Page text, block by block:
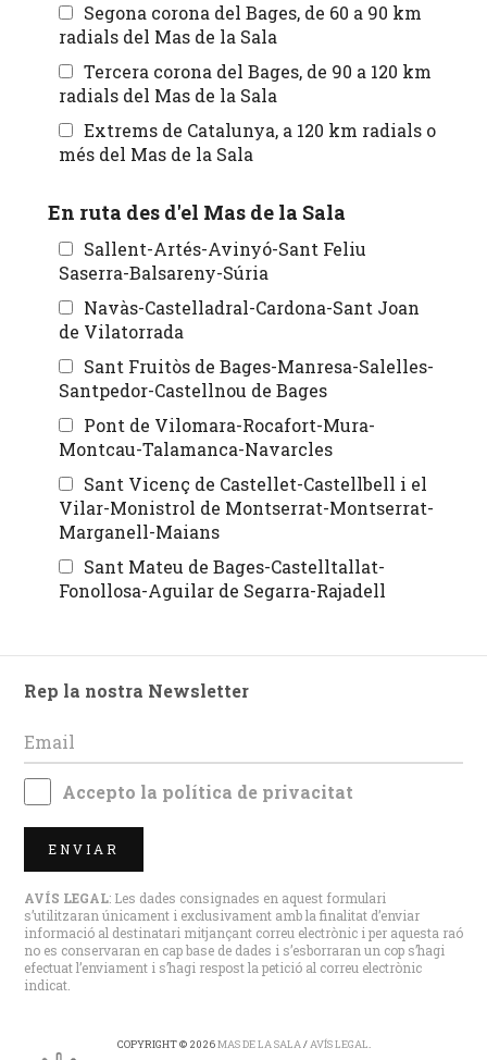
Segona corona del Bages, de 60 a 90 km
radials del Mas de la Sala
Tercera corona del Bages, de 90 a 120 km
radials del Mas de la Sala
Extrems de Catalunya, a 120 km radials o
més del Mas de la Sala
En ruta des d'el Mas de la Sala
Sallent-Artés-Avinyó-Sant Feliu
Saserra-Balsareny-Súria
Navàs-Castelladral-Cardona-Sant Joan
de Vilatorrada
Sant Fruitòs de Bages-Manresa-Salelles-
Santpedor-Castellnou de Bages
Pont de Vilomara-Rocafort-Mura-
Montcau-Talamanca-Navarcles
Sant Vicenç de Castellet-Castellbell i el
Vilar-Monistrol de Montserrat-Montserrat-
Marganell-Maians
Sant Mateu de Bages-Castelltallat-
Fonollosa-Aguilar de Segarra-Rajadell
Rep la nostra Newsletter
Accepto la política de privacitat
ENVIAR
AVÍS LEGAL: Les dades consignades en aquest formulari
s’utilitzaran únicament i exclusivament amb la finalitat d’enviar
informació al destinatari mitjançant correu electrònic i per aquesta raó
no es conservaran en cap base de dades i s’esborraran un cop s’hagi
efectuat l’enviament i s’hagi respost la petició al correu electrònic
indicat.
COPYRIGHT © 2026MAS DE LA SALA/AVÍS LEGAL.